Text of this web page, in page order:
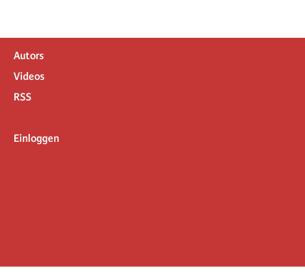
Autors
Videos
RSS
Einloggen